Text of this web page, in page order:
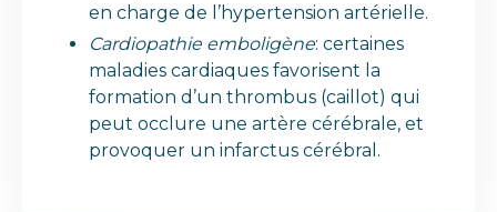
en charge de l’hypertension artérielle.
Cardiopathie emboligène: certaines
maladies cardiaques favorisent la
formation d’un thrombus (caillot) qui
peut occlure une artère cérébrale, et
provoquer un infarctus cérébral.